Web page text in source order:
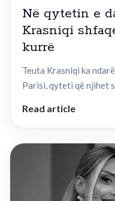
Në qytetin e
Krasniqi
kurrë
Teuta Krasniqi ka
Parisi, qyteti që njihet
Read article